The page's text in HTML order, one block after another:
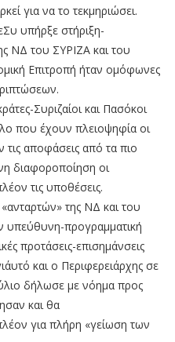
για να το τεκμηριώσει.
υπήρξε στήριξη-
ΝΔ του ΣΥΡΙΖΑ και του
Επιτροπή ήταν ομόφωνες
Συριζαίοι και Πασόκοι
που έχουν πλειοψηφία οι
αποφάσεις από τα πιο
διαφοροποίηση οι
τις υποθέσεις.
της ΝΔ και του
υπεύθυνη-προγραμματική
προτάσεις-επισημάνσεις
και ο Περιφερειάρχης σε
δήλωσε με νόημα προς
και θα
για πλήρη «γείωση των